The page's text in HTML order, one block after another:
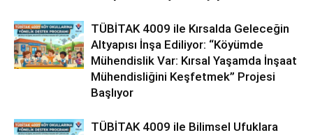
TÜBİTAK 4009 ile Kırsalda Geleceğin
Altyapısı İnşa Ediliyor: “Köyümde
Mühendislik Var: Kırsal Yaşamda İnşaat
Mühendisliğini Keşfetmek” Projesi
Başlıyor
TÜBİTAK 4009 ile Bilimsel Ufuklara